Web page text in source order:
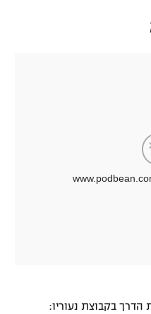
הדרך בקבוצת נעוריו: